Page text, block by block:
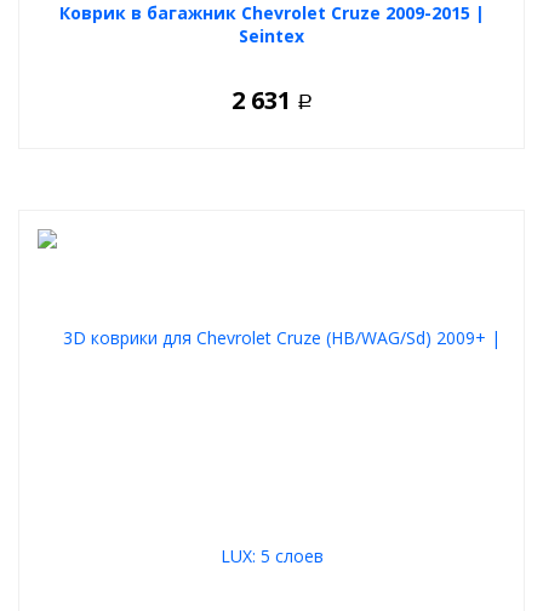
Коврик в багажник Chevrolet Cruze 2009-2015 |
Seintex
2 631 Р